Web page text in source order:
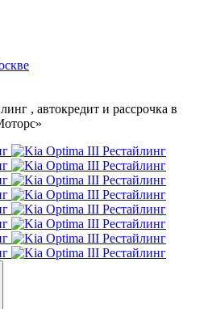
, автокредит и рассрочка в